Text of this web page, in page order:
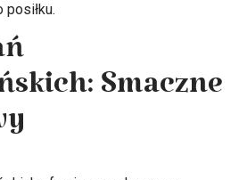
posiłku.
Smaczne